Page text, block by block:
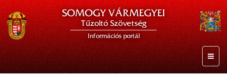
SOMOGY VÁRMEGYEI
Tűzoltó Szövetség
Információs portál